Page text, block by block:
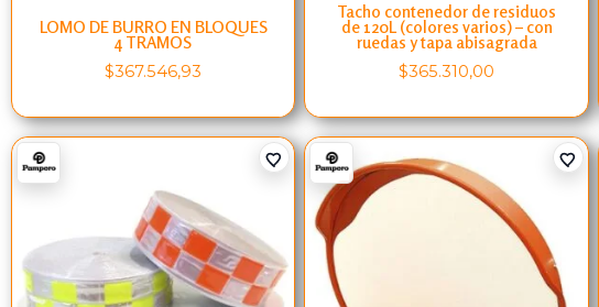
LOMO DE BURRO EN BLOQUES
4 TRAMOS
$367.546,93
Tacho contenedor de residuos
de 120L (colores varios) – con
ruedas y tapa abisagrada
$365.310,00